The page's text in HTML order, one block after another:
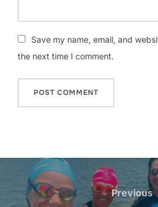
Save my name, email, and
the next time I comment.
Navegação
de
Previous